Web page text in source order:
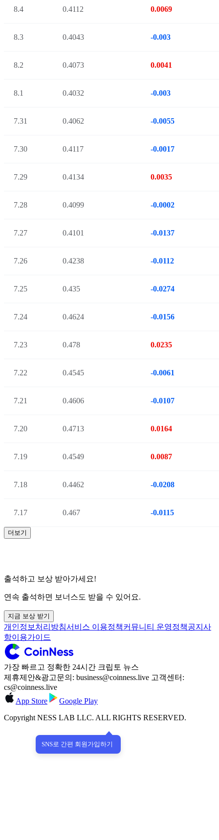
SNS로 간편 회원가입하기
8.4 0.4112 0.0069
8.3 0.4043 -0.003
8.2 0.4073 0.0041
8.1 0.4032 -0.003
7.31 0.4062 -0.0055
7.30 0.4117 -0.0017
7.29 0.4134 0.0035
7.28 0.4099 -0.0002
7.27 0.4101 -0.0137
7.26 0.4238 -0.0112
7.25 0.435 -0.0274
7.24 0.4624 -0.0156
7.23 0.478 0.0235
7.22 0.4545 -0.0061
7.21 0.4606 -0.0107
7.20 0.4713 0.0164
7.19 0.4549 0.0087
7.18 0.4462 -0.0208
7.17 0.467 -0.0115
더보기
출석하고 보상 받아가세요!
연속 출석하면 보너스도 받을 수 있어요.
지금 보상 받기
개인정보처리방침서비스 이용정책커뮤니티 운영정책공지사
항이용가이드
가장 빠르고 정확한 24시간 크립토 뉴스
제휴제안&광고문의: business@coinness.live 고객센터:
cs@coinness.live
App Store
Google Play
Copyright NESS LAB LLC. ALL RIGHTS RESERVED.